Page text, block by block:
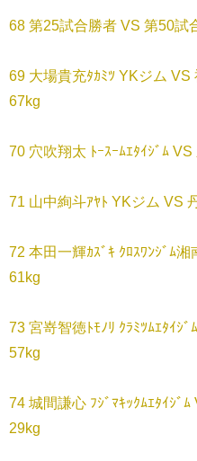
68 第25試合勝者 VS 第50試
69 大場貴充ﾀｶﾐﾂ YKジム
67kg
70 穴吹翔太 ﾄｰｽｰﾑｴﾀｲｼﾞﾑ
71 山中絢斗ｱﾔﾄ YKジム VS
72 本田一輝ｶｽﾞｷ ｸﾛｽﾜﾝｼﾞﾑ
61kg
73 宮嵜智徳ﾄﾓﾉﾘ ｸﾗﾐﾂﾑｴﾀｲｼ
57kg
74 城間謙心 ﾌｼﾞﾏｷｯｸﾑｴﾀｲｼﾞ
29kg